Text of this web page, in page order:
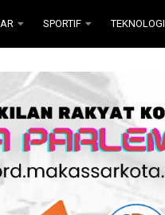
SPORTIF TEKNOLOGI